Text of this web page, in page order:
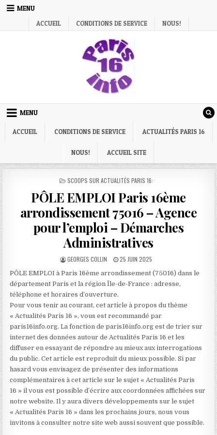
Skip
MENU
ACCUEIL
CONDITIONS DE SERVICE NOUS!
MENU
ACCUEIL CONDITIONS DE SERVICE ACTUALITÉS PARIS 16
NOUS! ACCUEIL SITE
POSTED
SCOOPS SUR ACTUALITÉS PARIS 16:
PÔLE EMPLOI Paris 16ème
arrondissement 75016 – Agence
pour l’emploi – Démarches
Administratives
AUTHOR:
GEORGES COLLIN
PUBLISHED
25 JUIN 2025
PÔLE EMPLOI à Paris 16ème arrondissement (75016) dans le
département Paris et la région Île-de-France : adresse,
téléphone et horaires d’ouverture.
Pour vous tenir au courant, cet article à propos du thème
« Actualités Paris 16 », vous est recommandé par
paris16info.org. La fonction de paris16info.org est de trier sur
internet des données autour de Actualités Paris 16 et les
diffuser en essayant de répondre au mieux aux interrogations
du public. Cet article est reproduit du mieux possible. Si par
hasard vous envisagez de présenter des informations
complémentaires à cet article sur le sujet « Actualités Paris
16 » il vous est possible d’écrire aux coordonnées affichées sur
notre website. Il y aura divers développements sur le sujet
« Actualités Paris 16 » dans les prochains jours, nous vous
invitons à consulter notre site web aussi souvent que possible.